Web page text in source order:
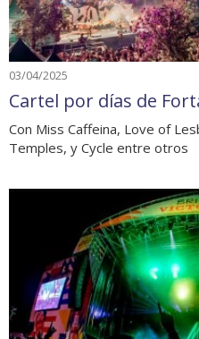
03/04/2025
Cartel por días de
Con Miss Caffeina, Love of
Temples, y Cycle entre otros